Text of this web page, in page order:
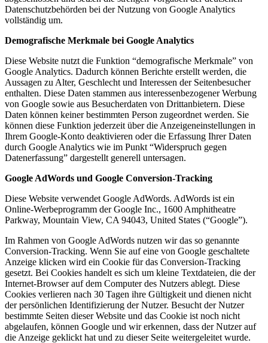
Datenschutzbehörden bei der Nutzung von Google Analytics
vollständig um.
Demografische Merkmale bei Google Analytics
Diese Website nutzt die Funktion “demografische Merkmale” von
Google Analytics. Dadurch können Berichte erstellt werden, die
Aussagen zu Alter, Geschlecht und Interessen der Seitenbesucher
enthalten. Diese Daten stammen aus interessenbezogener Werbung
von Google sowie aus Besucherdaten von Drittanbietern. Diese
Daten können keiner bestimmten Person zugeordnet werden. Sie
können diese Funktion jederzeit über die Anzeigeneinstellungen in
Ihrem Google-Konto deaktivieren oder die Erfassung Ihrer Daten
durch Google Analytics wie im Punkt “Widerspruch gegen
Datenerfassung” dargestellt generell untersagen.
Google AdWords und Google Conversion-Tracking
Diese Website verwendet Google AdWords. AdWords ist ein
Online-Werbeprogramm der Google Inc., 1600 Amphitheatre
Parkway, Mountain View, CA 94043, United States (“Google”).
Im Rahmen von Google AdWords nutzen wir das so genannte
Conversion-Tracking. Wenn Sie auf eine von Google geschaltete
Anzeige klicken wird ein Cookie für das Conversion-Tracking
gesetzt. Bei Cookies handelt es sich um kleine Textdateien, die der
Internet-Browser auf dem Computer des Nutzers ablegt. Diese
Cookies verlieren nach 30 Tagen ihre Gültigkeit und dienen nicht
der persönlichen Identifizierung der Nutzer. Besucht der Nutzer
bestimmte Seiten dieser Website und das Cookie ist noch nicht
abgelaufen, können Google und wir erkennen, dass der Nutzer auf
die Anzeige geklickt hat und zu dieser Seite weitergeleitet wurde.